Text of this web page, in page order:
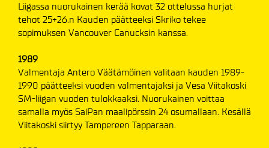
Liigassa nuorukainen kerää kovat 32 ottelussa hurjat
tehot 25+26.n Kauden päätteeksi Skriko tekee
sopimuksen Vancouver Canucksin kanssa.
1989
Valmentaja Antero Väätämöinen valitaan kauden 1989-
1990 päätteeksi vuoden valmentajaksi ja Vesa Viitakoski
SM-liigan vuoden tulokkaaksi. Nuorukainen voittaa
samalla myös SaiPan maalipörssin 24 osumallaan. Kesällä
Viitakoski siirtyy Tampereen Tapparaan.